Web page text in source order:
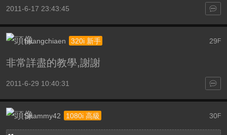
2011-6-17 23:43:45
29F
huangchiaen 320i 新手
非常詳盡的教學,謝謝
2011-6-29 10:40:31
30F
Shammy42 1080i 高級